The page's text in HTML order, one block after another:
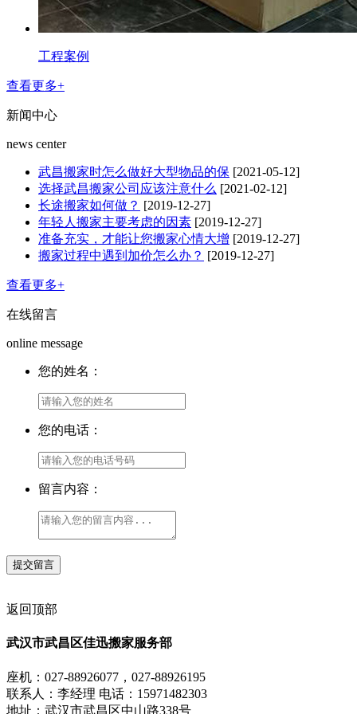
工程案例
查看更多+
新闻中心
news center
武昌搬家时怎么做好大型物品的保 [2021-05-12]
选择武昌搬家公司应该注意什么 [2021-02-12]
长途搬家如何做？ [2019-12-27]
年轻人搬家主要考虑的因素 [2019-12-27]
准备充实，才能让您搬家心情大增 [2019-12-27]
搬家过程中遇到加价怎么办？ [2019-12-27]
查看更多+
在线留言
online message
您的姓名：
您的电话：
留言内容：
返回顶部
武汉市武昌区佳迅搬家服务部
座机：027-88926077，027-88926195
联系人：李经理 电话：15971482303
地址：武汉市武昌区中山路338号